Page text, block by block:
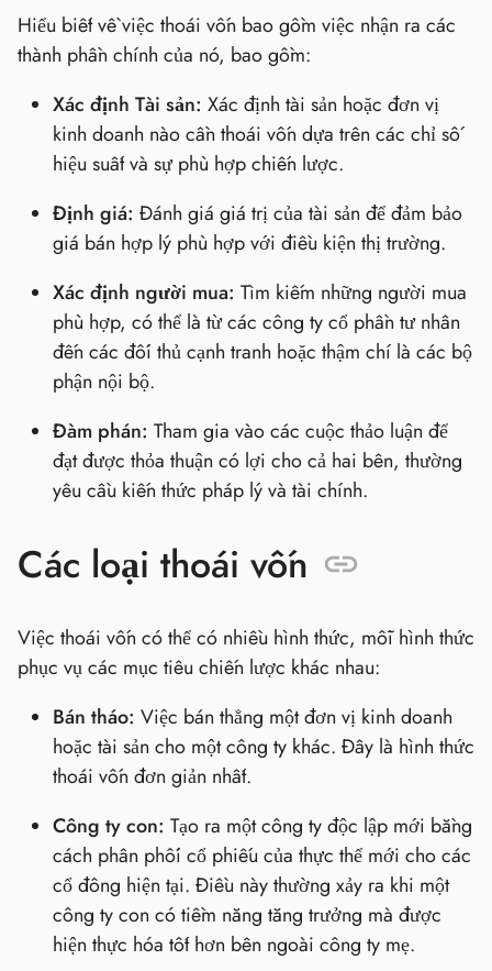
Hiểu biết về việc thoái vốn bao gồm việc nhận ra các
thành phần chính của nó, bao gồm:
Xác định Tài sản: Xác định tài sản hoặc đơn vị
kinh doanh nào cần thoái vốn dựa trên các chỉ số
hiệu suất và sự phù hợp chiến lược.
Định giá: Đánh giá giá trị của tài sản để đảm bảo
giá bán hợp lý phù hợp với điều kiện thị trường.
Xác định người mua: Tìm kiếm những người mua
phù hợp, có thể là từ các công ty cổ phần tư nhân
đến các đối thủ cạnh tranh hoặc thậm chí là các bộ
phận nội bộ.
Đàm phán: Tham gia vào các cuộc thảo luận để
đạt được thỏa thuận có lợi cho cả hai bên, thường
yêu cầu kiến thức pháp lý và tài chính.
Các loại thoái vốn
Việc thoái vốn có thể có nhiều hình thức, mỗi hình thức
phục vụ các mục tiêu chiến lược khác nhau:
Bán tháo: Việc bán thẳng một đơn vị kinh doanh
hoặc tài sản cho một công ty khác. Đây là hình thức
thoái vốn đơn giản nhất.
Công ty con: Tạo ra một công ty độc lập mới bằng
cách phân phối cổ phiếu của thực thể mới cho các
cổ đông hiện tại. Điều này thường xảy ra khi một
công ty con có tiềm năng tăng trưởng mà được
hiện thực hóa tốt hơn bên ngoài công ty mẹ.